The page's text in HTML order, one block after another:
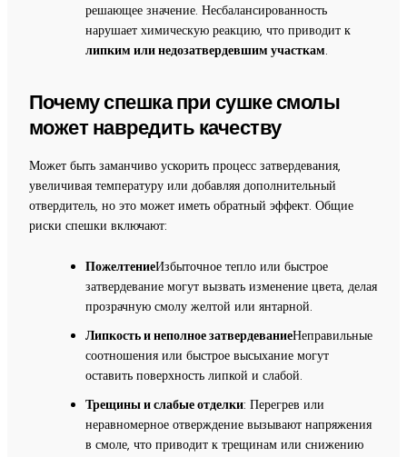
решающее значение. Несбалансированность
нарушает химическую реакцию, что приводит к
липким или недозатвердевшим участкам.
Почему спешка при сушке смолы
может навредить качеству
Может быть заманчиво ускорить процесс затвердевания,
увеличивая температуру или добавляя дополнительный
отвердитель, но это может иметь обратный эффект. Общие
риски спешки включают:
ПожелтениеИзбыточное тепло или быстрое
затвердевание могут вызвать изменение цвета, делая
прозрачную смолу желтой или янтарной.
Липкость и неполное затвердеваниеНеправильные
соотношения или быстрое высыхание могут
оставить поверхность липкой и слабой.
Трещины и слабые отделки: Перегрев или
неравномерное отверждение вызывают напряжения
в смоле, что приводит к трещинам или снижению